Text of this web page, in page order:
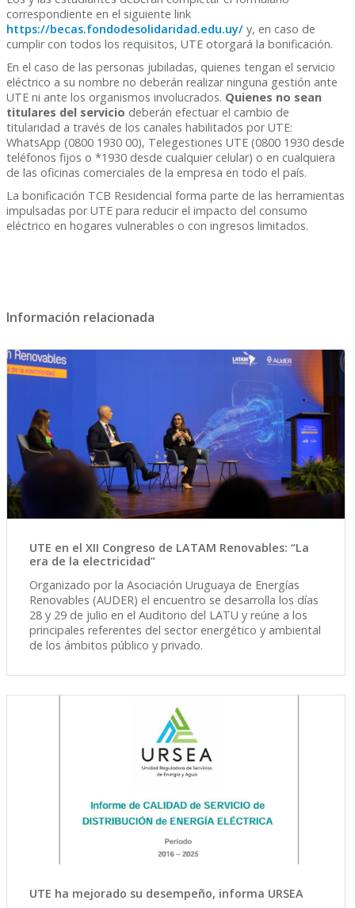
correspondiente en el siguiente link
https://becas.fondodesolidaridad.edu.uy/ y, en caso de
cumplir con todos los requisitos, UTE otorgará la bonificación.
En el caso de las personas jubiladas, quienes tengan el servicio
eléctrico a su nombre no deberán realizar ninguna gestión ante
UTE ni ante los organismos involucrados. Quienes no sean
titulares del servicio deberán efectuar el cambio de
titularidad a través de los canales habilitados por UTE:
WhatsApp (0800 1930 00), Telegestiones UTE (0800 1930 desde
teléfonos fijos o *1930 desde cualquier celular) o en cualquiera
de las oficinas comerciales de la empresa en todo el país.
La bonificación TCB Residencial forma parte de las herramientas
impulsadas por UTE para reducir el impacto del consumo
eléctrico en hogares vulnerables o con ingresos limitados.
Bonificación TCB del 40% en la factura de UTE para
Bonificación TCB del 40% en la factura de UTE para
Bonificación TCB del 40% en la factura de UTE para
Bonificación TCB del 40% en la factura de UTE para
Información relacionada
UTE en el XII Congreso de LATAM Renovables: “La
era de la electricidad”
Organizado por la Asociación Uruguaya de Energías
Renovables (AUDER) el encuentro se desarrolla los días
28 y 29 de julio en el Auditorio del LATU y reúne a los
principales referentes del sector energético y ambiental
de los ámbitos público y privado.
UTE ha mejorado su desempeño, informa URSEA